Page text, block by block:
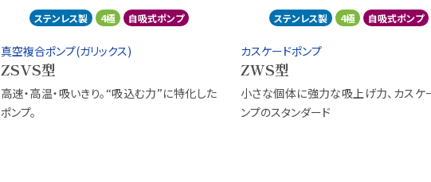
ステンレス製 4極 自吸式ポンプ
真空複合ポンプ(ガリックス)
ZSVS型
高速・高温・吸いきり。“吸込む力”に特化した
ポンプ。
ステンレス製 4極 自吸式ポンプ
カスケードポンプ
ZWS型
小さな個体に強力な吸上げ力、カスケ
ンプのスタンダード